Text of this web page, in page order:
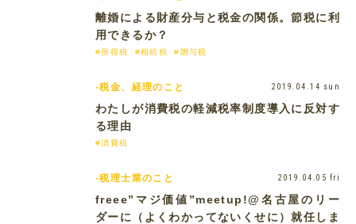
離婚による財産分与と税金の関係。節税に利
用できるか？
#所得税 #相続税 #贈与税
-税金、経理のこと 2019.04.14 sun
わたしが消費税の軽減税率制度導入に反対す
る理由
#消費税
-税理士業のこと 2019.04.05 fri
freee”マジ価値”meetup!@名古屋のリー
ダーに（よくわかってないくせに）就任しま